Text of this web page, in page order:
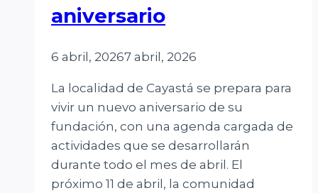
aniversario
6 abril, 20267 abril, 2026
La localidad de Cayastá se prepara para
vivir un nuevo aniversario de su
fundación, con una agenda cargada de
actividades que se desarrollarán
durante todo el mes de abril. El
próximo 11 de abril, la comunidad